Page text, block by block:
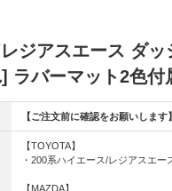
ジアスエース ダ
ラバーマット2色付
【ご注文前に確認をお願いします】
【TOYOTA】
・200系ハイエース/レジアスエ
【MAZDA】